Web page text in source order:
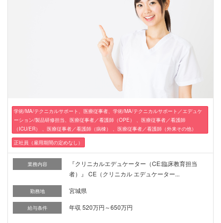
学術/MA/テクニカルサポート、医療従事者、学術/MA/テクニカルサポート／エデュケ
ーション/製品研修担当、医療従事者／看護師（OPE） 、医療従事者／看護師
（ICU/ER） 、医療従事者／看護師（病棟） 、医療従事者／看護師（外来その他）
正社員（雇用期間の定めなし）
業務内容
『クリニカルエデュケーター（CE:臨床教育担当
者）』 CE（クリニカル エデュケーター...
勤務地 宮城県
給与条件 年収 520万円～650万円